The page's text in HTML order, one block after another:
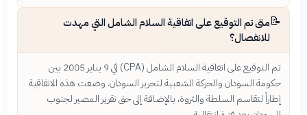
📝متى تم التوقيع على اتفاقية السلام الشامل التي مهدت
للانفصال؟
تم التوقيع على اتفاقية السلام الشامل (CPA) في 9 يناير 2005 بين
حكومة السودان والحركة الشعبية لتحرير السودان. وضعت هذه الاتفاقية
إطاراً لتقاسم السلطة والثروة، بالإضافة إلى حق تقرير المصير لجنوب